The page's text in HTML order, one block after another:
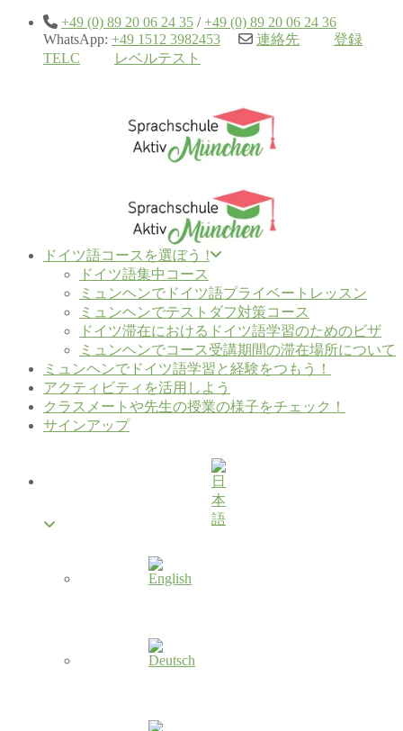
+49 (0) 89 20 06 24 35 /+49 (0) 89 20 06 24 36
WhatsApp: +49 1512 3982453 連絡先
登録
TELC
レベルテスト
ドイツ語コースを選ぼう !
ドイツ語集中コース
ミュンヘンでドイツ語プライベートレッスン
ミュンヘンでテストダフ対策コース
ドイツ滞在におけるドイツ語学習のためのビザ
ミュンヘンでコース受講期間の滞在場所について
ミュンヘンでドイツ語学習と経験をつもう！
アクティビティを活用しよう
クラスメートや先生の授業の様子をチェック！
サインアップ